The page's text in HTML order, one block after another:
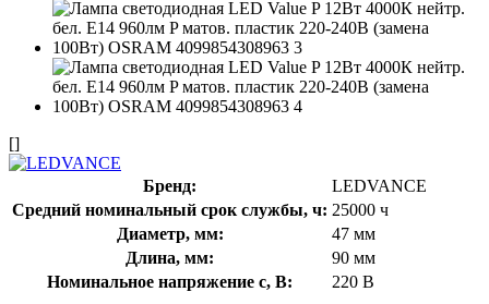
[]
Бренд:
LEDVANCE
Средний номинальный срок службы, ч: 25000 ч
Диаметр, мм:
47 мм
Длина, мм:
90 мм
Номинальное напряжение с, В:
220 В